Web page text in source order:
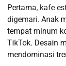
Pertama, kafe
digemari. Anak
tempat minum
TikTok. Desain
mendominasi